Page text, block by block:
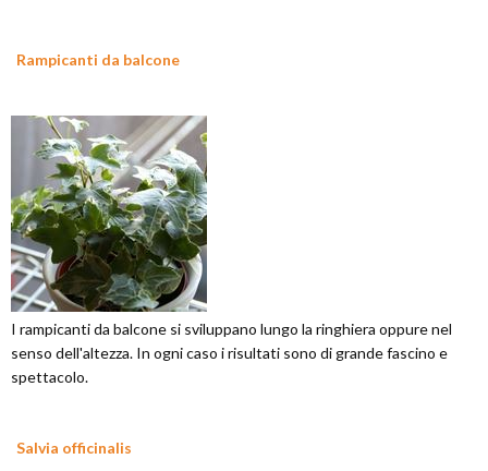
Rampicanti da balcone
I rampicanti da balcone si sviluppano lungo la ringhiera oppure nel
senso dell'altezza. In ogni caso i risultati sono di grande fascino e
spettacolo.
Salvia officinalis